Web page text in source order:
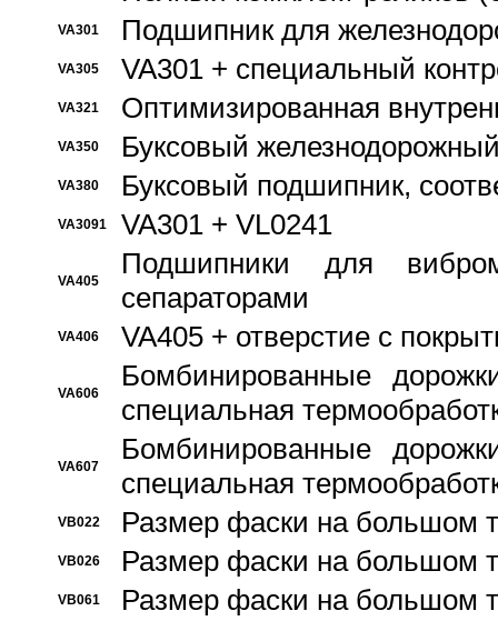
VA301 Подшипник для
VA305 VA301 + специальный
VA321 Оптимизированная
VA350 Буксовый
VA380 Буксовый подшипник,
VA3091 VA301 + VL0241
VA405
Подшипники для
сепараторами
VA406 VA405 + отверстие с
VA606
Бомбинированные
специальная
VA607
Бомбинированные
специальная
VB022 Размер фаски на большом
VB026 Размер фаски на большом
VB061 Размер фаски на большом